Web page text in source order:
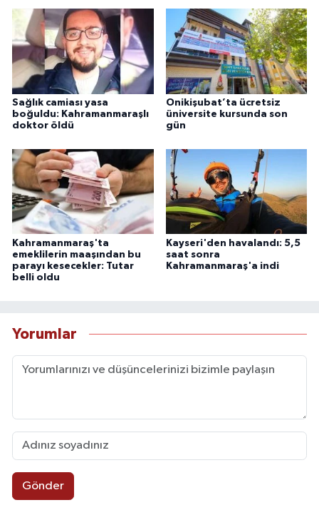
Sağlık camiası yasa
boğuldu: Kahramanmaraşlı
doktor öldü
Onikişubat’ta ücretsiz
üniversite kursunda son
gün
Kahramanmaraş'ta
emeklilerin maaşından bu
parayı kesecekler: Tutar
belli oldu
Kayseri'den havalandı: 5,5
saat sonra
Kahramanmaraş'a indi
Yorumlar
Gönder